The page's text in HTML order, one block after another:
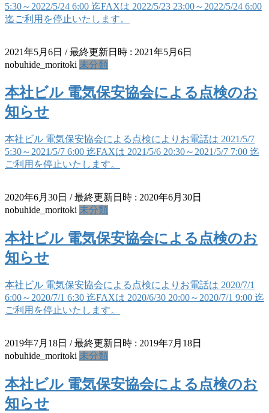
5:30～2022/5/24 6:00 迄FAXは 2022/5/23 23:00～2022/5/24 6:00
迄ご利用を停止いたします。
2021年5月6日 / 最終更新日時 : 2021年5月6日
nobuhide_moritoki 未分類
本社ビル 電気保安協会による点検のお
知らせ
本社ビル 電気保安協会による点検によりお電話は 2021/5/7
5:30～2021/5/7 6:00 迄FAXは 2021/5/6 20:30～2021/5/7 7:00 迄
ご利用を停止いたします。
2020年6月30日 / 最終更新日時 : 2020年6月30日
nobuhide_moritoki 未分類
本社ビル 電気保安協会による点検のお
知らせ
本社ビル 電気保安協会による点検によりお電話は 2020/7/1
6:00～2020/7/1 6:30 迄FAXは 2020/6/30 20:00～2020/7/1 9:00 迄
ご利用を停止いたします。
2019年7月18日 / 最終更新日時 : 2019年7月18日
nobuhide_moritoki 未分類
本社ビル 電気保安協会による点検のお
知らせ